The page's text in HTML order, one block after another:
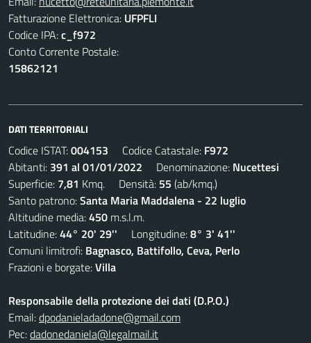
Fatturazione Elettronica: UFPFLI
Codice IPA:c_f972
Conto Corrente Postale:
15862121
DATI TERRITORIALI
Codice ISTAT:004153 Codice Catastale: F972
Abitanti: 391 al 01/01/2022 Denominazione: Nucettesi
Superficie: 7,81 Kmq. Densità: 55 (ab/kmq.)
Santo patrono:Santa Maria Maddalena - 22 luglio
Altitudine media:450 m.s.l.m.
Latitudine:44° 20' 29'' Longitudine:8° 3' 41''
Comuni limitrofi: Bagnasco, Battifollo, Ceva, Perlo
Frazioni e borgate:Villa
Responsabile della protezione dei dati (D.P.O.)
Email:dpodanieladadone@gmail.com
Pec:dadonedaniela@legalmail.it